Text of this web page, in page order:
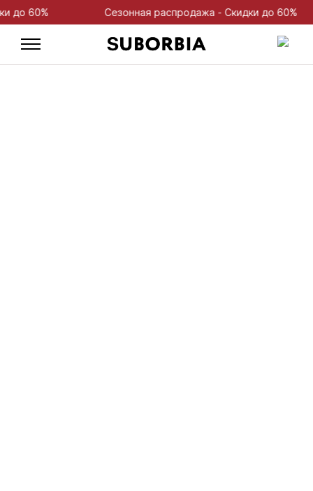
60% Сезонная распродажа - Скидки до 60%